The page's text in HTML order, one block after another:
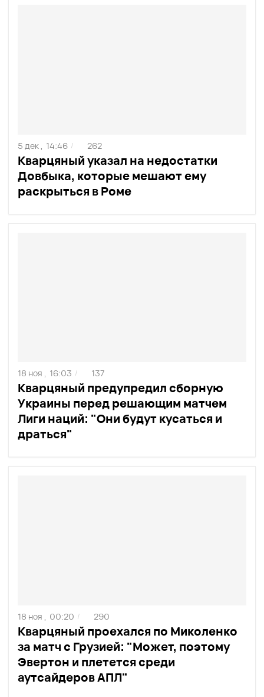
Кварцяный указал на недостатки
Довбыка, которые мешают ему
раскрыться в Роме
5 дек , 14:46 / 262
Кварцяный предупредил сборную
Украины перед решающим матчем
Лиги наций: "Они будут кусаться и
драться"
18 ноя , 16:03 / 137
Кварцяный проехался по Миколенко
за матч с Грузией: "Может, поэтому
Эвертон и плетется среди
аутсайдеров АПЛ"
18 ноя , 00:20 / 290